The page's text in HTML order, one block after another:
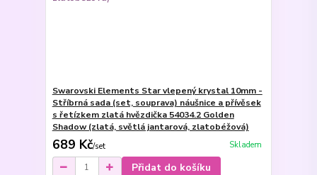
Swarovski Elements Star vlepený krystal 10mm -
Stříbrná sada (set, souprava) náušnice a přívěsek
s řetízkem zlatá hvězdička 54034.2 Golden
Shadow (zlatá, světlá jantarová, zlatobéžová)
689 Kč/set Skladem
Přidat do košíku